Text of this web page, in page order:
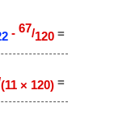
- 67/120=
(11 × 120)=